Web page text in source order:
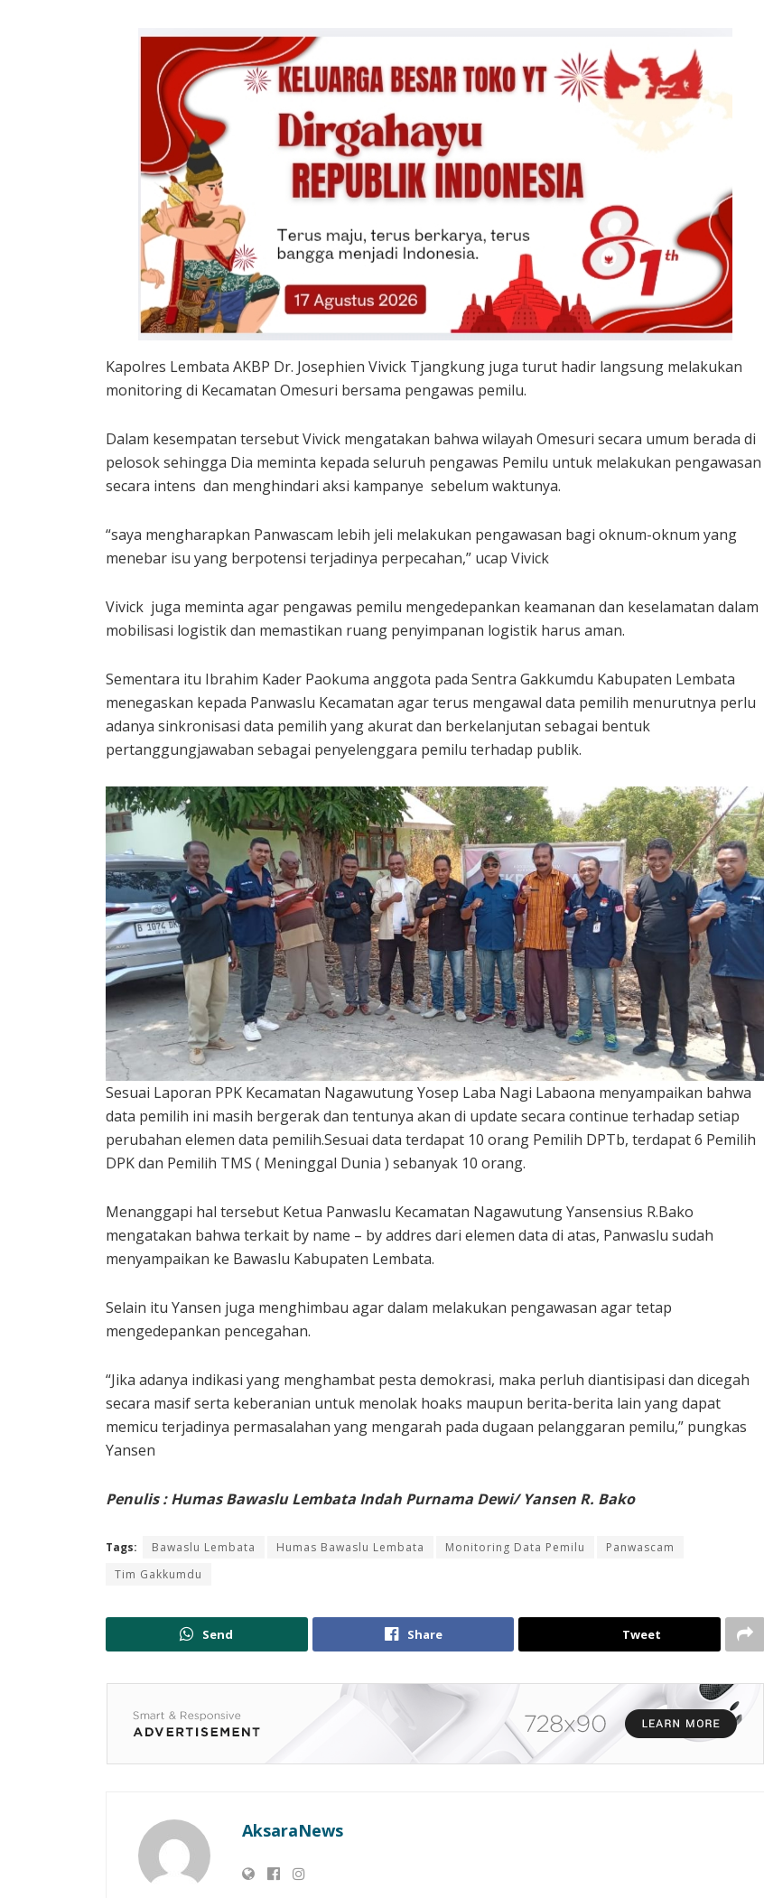
Kapolres Lembata AKBP Dr. Josephien Vivick Tjangkung juga turut hadir langsung melakukan
monitoring di Kecamatan Omesuri bersama pengawas pemilu.
Dalam kesempatan tersebut Vivick mengatakan bahwa wilayah Omesuri secara umum berada di
pelosok sehingga Dia meminta kepada seluruh pengawas Pemilu untuk melakukan pengawasan
secara intens dan menghindari aksi kampanye sebelum waktunya.
“saya mengharapkan Panwascam lebih jeli melakukan pengawasan bagi oknum-oknum yang
menebar isu yang berpotensi terjadinya perpecahan,” ucap Vivick
Vivick juga meminta agar pengawas pemilu mengedepankan keamanan dan keselamatan dalam
mobilisasi logistik dan memastikan ruang penyimpanan logistik harus aman.
Sementara itu Ibrahim Kader Paokuma anggota pada Sentra Gakkumdu Kabupaten Lembata
menegaskan kepada Panwaslu Kecamatan agar terus mengawal data pemilih menurutnya perlu
adanya sinkronisasi data pemilih yang akurat dan berkelanjutan sebagai bentuk
pertanggungjawaban sebagai penyelenggara pemilu terhadap publik.
Sesuai Laporan PPK Kecamatan Nagawutung Yosep Laba Nagi Labaona menyampaikan bahwa
data pemilih ini masih bergerak dan tentunya akan di update secara continue terhadap setiap
perubahan elemen data pemilih.Sesuai data terdapat 10 orang Pemilih DPTb, terdapat 6 Pemilih
DPK dan Pemilih TMS ( Meninggal Dunia ) sebanyak 10 orang.
Menanggapi hal tersebut Ketua Panwaslu Kecamatan Nagawutung Yansensius R.Bako
mengatakan bahwa terkait by name – by addres dari elemen data di atas, Panwaslu sudah
menyampaikan ke Bawaslu Kabupaten Lembata.
Selain itu Yansen juga menghimbau agar dalam melakukan pengawasan agar tetap
mengedepankan pencegahan.
“Jika adanya indikasi yang menghambat pesta demokrasi, maka perluh diantisipasi dan dicegah
secara masif serta keberanian untuk menolak hoaks maupun berita-berita lain yang dapat
memicu terjadinya permasalahan yang mengarah pada dugaan pelanggaran pemilu,” pungkas
Yansen
Penulis : Humas Bawaslu Lembata Indah Purnama Dewi/ Yansen R. Bako
Tags: Bawaslu Lembata Humas Bawaslu Lembata Monitoring Data Pemilu
Panwascam
Tim Gakkumdu
Send Share Tweet
AksaraNews